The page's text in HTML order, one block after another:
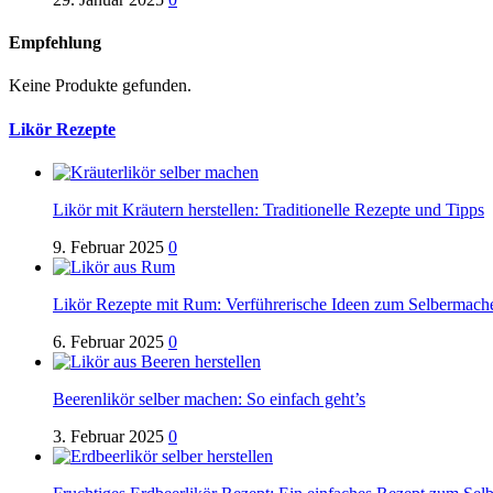
Empfehlung
Keine Produkte gefunden.
Likör Rezepte
Likör mit Kräutern herstellen: Traditionelle Rezepte und Tipps
9. Februar 2025 0
Likör Rezepte mit Rum: Verführerische Ideen zum
6. Februar 2025 0
Beerenlikör selber machen: So einfach geht’s
3. Februar 2025 0